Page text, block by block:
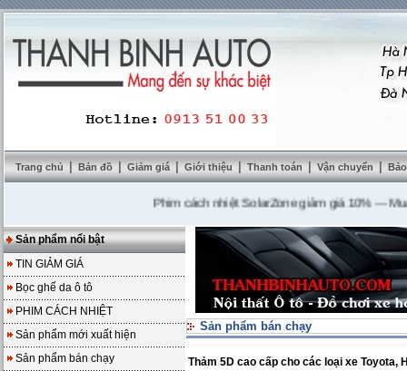
Trang chủ | Bản đồ | Giảm giá | Giới thiệu | Thanh toán | Vận chuyển |
Phim cách nhiệt SolarZone giảm giá 10%---Mua
Sản phẩm nổi bật
TIN GIẢM GIÁ
Bọc ghế da ô tô
PHIM CÁCH NHIỆT
Sản phẩm mới xuất hiện
Sản phẩm bán chạy
Sản phẩm bán chạy
Thảm 5D cao cấp cho các loại xe Toyota,